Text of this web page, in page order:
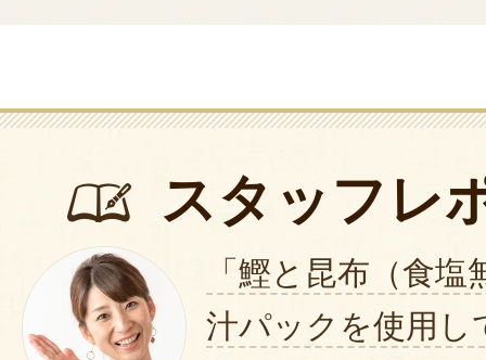
スタッフレ
「鰹と昆布（食
汁パックを使用し